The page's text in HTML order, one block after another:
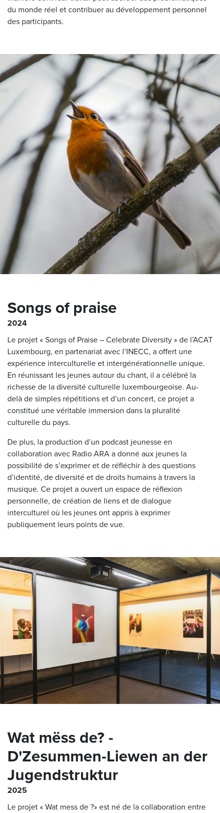
du monde réel et contribuer au développement personnel
des participants.
Songs of praise
2024
Le projet « Songs of Praise – Celebrate Diversity » de l’ACAT
Luxembourg, en partenariat avec l’INECC, a offert une
expérience interculturelle et intergénérationnelle unique.
En réunissant les jeunes autour du chant, il a célébré la
richesse de la diversité culturelle luxembourgeoise. Au-
delà de simples répétitions et d’un concert, ce projet a
constitué une véritable immersion dans la pluralité
culturelle du pays.
De plus, la production d’un podcast jeunesse en
collaboration avec Radio ARA a donné aux jeunes la
possibilité de s’exprimer et de réfléchir à des questions
d’identité, de diversité et de droits humains à travers la
musique. Ce projet a ouvert un espace de réflexion
personnelle, de création de liens et de dialogue
interculturel où les jeunes ont appris à exprimer
publiquement leurs points de vue.
Wat mëss de? -
D'Zesummen-Liewen an der
Jugendstruktur
2025
Le projet « Wat mess de ?» est né de la collaboration entre